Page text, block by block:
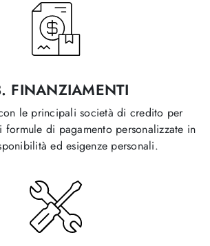
FINANZIAMENTI
le principali società di credito per
di pagamento personalizzate in
ed esigenze personali.